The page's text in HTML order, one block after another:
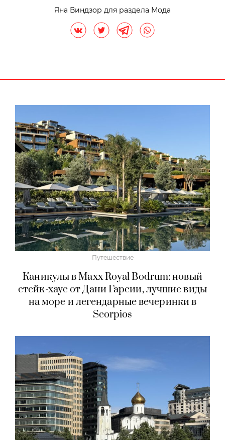
Яна Виндзор для раздела Мода
Путешествие
Каникулы в Maxx Royal Bodrum: новый
стейк-хаус от Дани Гарсии, лучшие виды
на море и легендарные вечеринки в
Scorpios